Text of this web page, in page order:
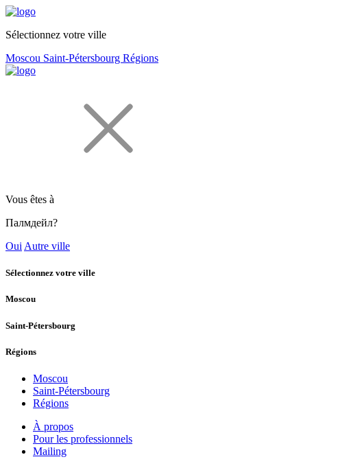
Sélectionnez votre ville
Moscou Saint-Pétersbourg Régions
Vous êtes à
Палмдейл?
Oui Autre ville
Sélectionnez votre ville
Moscou
Saint-Pétersbourg
Régions
Moscou
Saint-Pétersbourg
Régions
À propos
Pour les professionnels
Mailing